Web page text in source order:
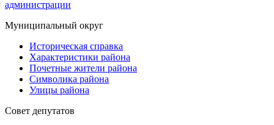
Муниципальный округ
Историческая справка
Характеристики района
Почетные жители района
Символика района
Улицы района
Совет депутатов